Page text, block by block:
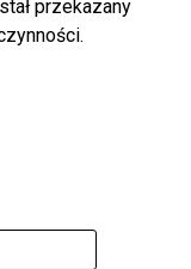
przekazany